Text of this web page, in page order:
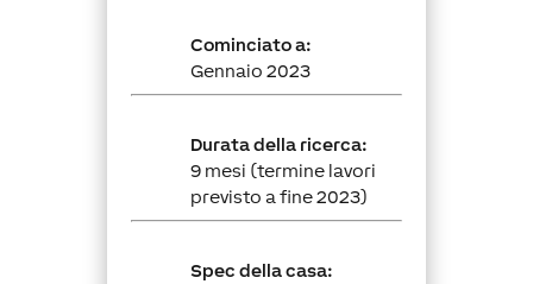
Cominciato a:
Gennaio 2023
Durata della ricerca:
9 mesi (termine lavori
previsto a fine 2023)
Spec della casa: